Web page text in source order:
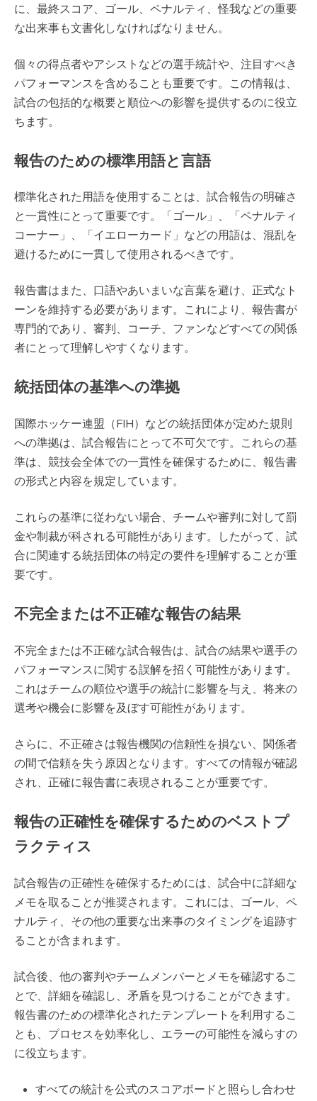
に、最終スコア、ゴール、ペナルティ、怪我などの重要
な出来事も文書化しなければなりません。
個々の得点者やアシストなどの選手統計や、注目すべき
パフォーマンスを含めることも重要です。この情報は、
試合の包括的な概要と順位への影響を提供するのに役立
ちます。
報告のための標準用語と言語
標準化された用語を使用することは、試合報告の明確さ
と一貫性にとって重要です。「ゴール」、「ペナルティ
コーナー」、「イエローカード」などの用語は、混乱を
避けるために一貫して使用されるべきです。
報告書はまた、口語やあいまいな言葉を避け、正式なト
ーンを維持する必要があります。これにより、報告書が
専門的であり、審判、コーチ、ファンなどすべての関係
者にとって理解しやすくなります。
統括団体の基準への準拠
国際ホッケー連盟（FIH）などの統括団体が定めた規則
への準拠は、試合報告にとって不可欠です。これらの基
準は、競技会全体での一貫性を確保するために、報告書
の形式と内容を規定しています。
これらの基準に従わない場合、チームや審判に対して罰
金や制裁が科される可能性があります。したがって、試
合に関連する統括団体の特定の要件を理解することが重
要です。
不完全または不正確な報告の結果
不完全または不正確な試合報告は、試合の結果や選手の
パフォーマンスに関する誤解を招く可能性があります。
これはチームの順位や選手の統計に影響を与え、将来の
選考や機会に影響を及ぼす可能性があります。
さらに、不正確さは報告機関の信頼性を損ない、関係者
の間で信頼を失う原因となります。すべての情報が確認
され、正確に報告書に表現されることが重要です。
報告の正確性を確保するためのベストプ
ラクティス
試合報告の正確性を確保するためには、試合中に詳細な
メモを取ることが推奨されます。これには、ゴール、ペ
ナルティ、その他の重要な出来事のタイミングを追跡す
ることが含まれます。
試合後、他の審判やチームメンバーとメモを確認するこ
とで、詳細を確認し、矛盾を見つけることができます。
報告書のための標準化されたテンプレートを利用するこ
とも、プロセスを効率化し、エラーの可能性を減らすの
に役立ちます。
すべての統計を公式のスコアボードと照らし合わせ